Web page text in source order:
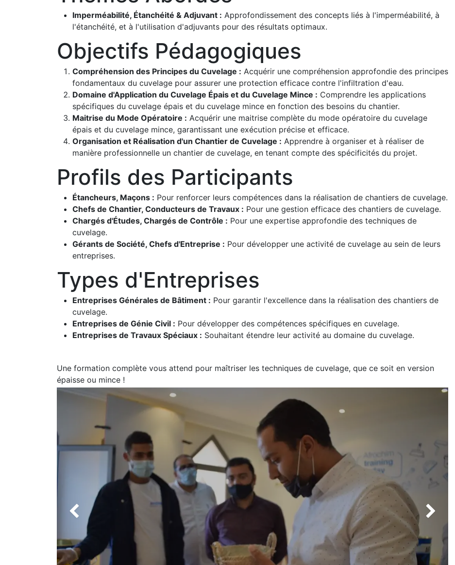
Imperméabilité, Étanchéité & Adjuvant : Approfondissement des concepts liés à l'imperméabilité, à
l'étanchéité, et à l'utilisation d'adjuvants pour des résultats optimaux.
Objectifs Pédagogiques
Compréhension des Principes du Cuvelage : Acquérir une compréhension approfondie des principes
fondamentaux du cuvelage pour assurer une protection efficace contre l'infiltration d'eau.
Domaine d'Application du Cuvelage Épais et du Cuvelage Mince : Comprendre les applications
spécifiques du cuvelage épais et du cuvelage mince en fonction des besoins du chantier.
Maitrise du Mode Opératoire : Acquérir une maitrise complète du mode opératoire du cuvelage
épais et du cuvelage mince, garantissant une exécution précise et efficace.
Organisation et Réalisation d'un Chantier de Cuvelage : Apprendre à organiser et à réaliser de
manière professionnelle un chantier de cuvelage, en tenant compte des spécificités du projet.
Profils des Participants
Étancheurs, Maçons : Pour renforcer leurs compétences dans la réalisation de chantiers de cuvelage.
Chefs de Chantier, Conducteurs de Travaux : Pour une gestion efficace des chantiers de cuvelage.
Chargés d'Études, Chargés de Contrôle : Pour une expertise approfondie des techniques de
cuvelage.
Gérants de Société, Chefs d'Entreprise : Pour développer une activité de cuvelage au sein de leurs
entreprises.
Types d'Entreprises
Entreprises Générales de Bâtiment : Pour garantir l'excellence dans la réalisation des chantiers de
cuvelage.
Entreprises de Génie Civil : Pour développer des compétences spécifiques en cuvelage.
Entreprises de Travaux Spéciaux : Souhaitant étendre leur activité au domaine du cuvelage.
Une formation complète vous attend pour maîtriser les techniques de cuvelage, que ce soit en version
épaisse ou mince !
Précédent Suivant